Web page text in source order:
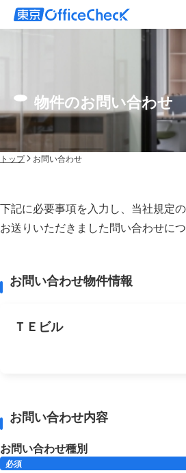
物件のお問い合わせ
トップ お問い合わせ
下記に必要事項を入力し、当社規定の
お送りいただきました問い合わせに
お問い合わせ物件情報
ＴＥビル
お問い合わせ内容
お問い合わせ種別
必須